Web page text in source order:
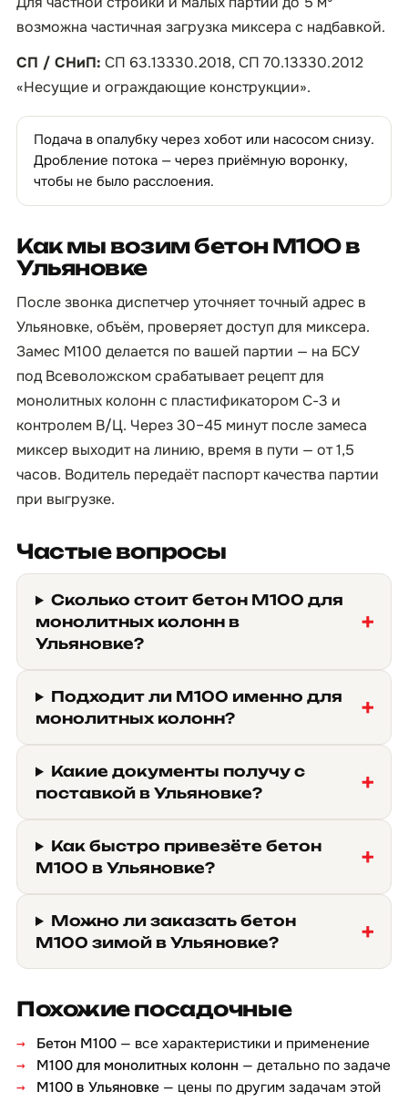
возможна частичная загрузка миксера с надбавкой.
СП / СНиП: СП 63.13330.2018, СП 70.13330.2012
«Несущие и ограждающие конструкции».
Подача в опалубку через хобот или насосом снизу.
Дробление потока — через приёмную воронку,
чтобы не было расслоения.
Как мы возим бетон М100 в
Ульяновке
После звонка диспетчер уточняет точный адрес в
Ульяновке, объём, проверяет доступ для миксера.
Замес М100 делается по вашей партии — на БСУ
под Всеволожском срабатывает рецепт для
монолитных колонн с пластификатором С-3 и
контролем В/Ц. Через 30–45 минут после замеса
миксер выходит на линию, время в пути — от 1,5
часов. Водитель передаёт паспорт качества партии
при выгрузке.
Частые вопросы
Сколько стоит бетон М100 для
монолитных колонн в
Ульяновке?
Подходит ли М100 именно для
монолитных колонн?
Какие документы получу с
поставкой в Ульяновке?
Как быстро привезёте бетон
М100 в Ульяновке?
Можно ли заказать бетон
М100 зимой в Ульяновке?
Похожие посадочные
Бетон М100 — все характеристики и применение
М100 для монолитных колонн — детально по задаче
М100 в Ульяновке — цены по другим задачам этой